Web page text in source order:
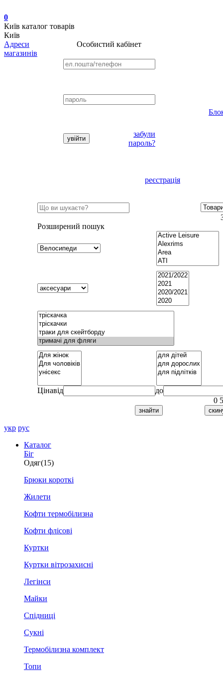
0
Київ каталог товарів
Київ
Адреси
магазинів
Особистий кабінет
забули
пароль?
реєстрація
Розширений пошук
Цінавід
до
0
укр рус
Каталог
Біг
Одяг(15)
Брюки короткі
Жилети
Кофти термобілизна
Кофти флісові
Куртки
Куртки вітрозахисні
Легінси
Майки
Спідниці
Сукні
Термобілизна комплект
Топи